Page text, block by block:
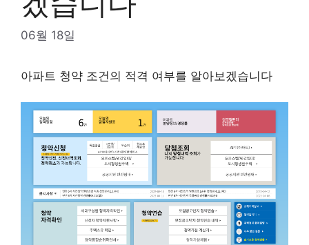
06월 18일
아파트 청약 조건의 적격 여부를 알아보겠습니다